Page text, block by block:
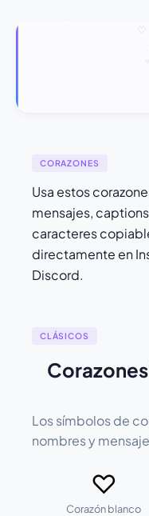
CORAZONES
Usa estos
mensajes,
caracteres
directamente en
Discord.
CLÁSICOS
Los símbolos de
nombres y
♡
Corazón blanco